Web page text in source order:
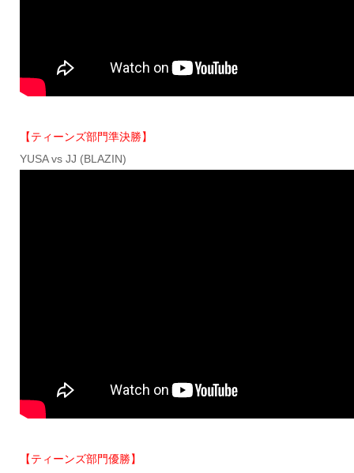
【ティーンズ部門準決勝】
YUSA vs JJ (BLAZIN)
【ティーンズ部門優勝】